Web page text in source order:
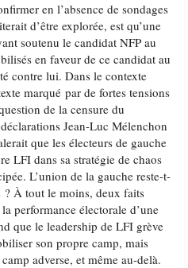
en l’absence de sondages
d’être explorée, est qu’une
soutenu le candidat NFP au
en faveur de ce candidat au
contre lui. Dans le contexte
marqué par de fortes tensions
de la censure du
Jean-Luc Mélenchon
que les électeurs de gauche
LFI dans sa stratégie de chaos
L’union de la gauche reste-t-
? À tout le moins, deux faits
performance électorale d’une
que le leadership de LFI grève
son propre camp, mais
adverse, et même au-delà.